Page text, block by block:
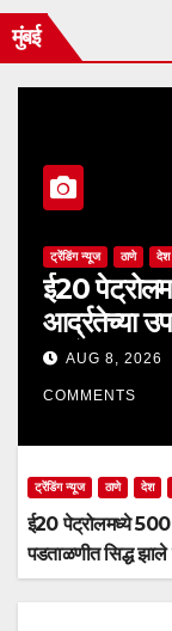
मुंबई
ट्रेंडिंग न्यूज ठाणे देश
ई20
आर्द्रतेच्या
झाले नाहीत
AUG 8, 2026
COMMENTS
ट्रेंडिंग न्यूज ठाणे देश
ई20 पेट्रोलमध्ये 500
पडताळणीत सिद्ध झाले